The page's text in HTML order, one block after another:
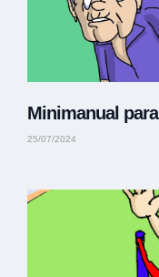
Minimanual
25/07/2024